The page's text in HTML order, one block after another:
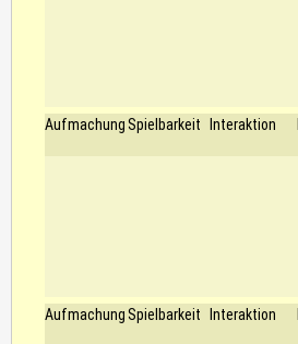
Aufmachung Spielbarkeit Interaktion
Aufmachung Spielbarkeit Interaktion